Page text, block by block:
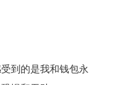
到的是我和钱包永